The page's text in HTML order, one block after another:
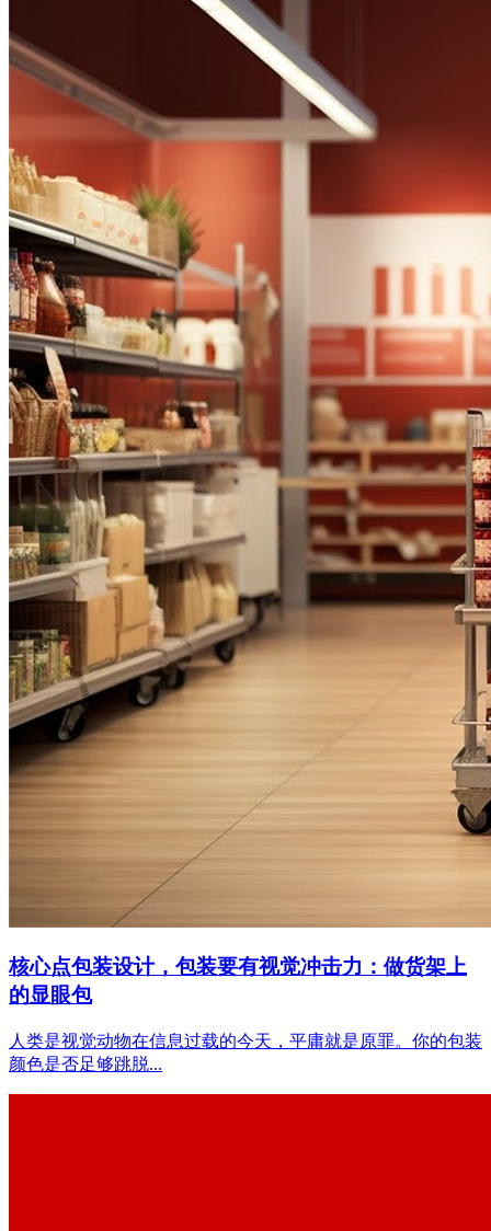
核心点包装设计，包装要有视觉冲击力：做货架上
的显眼包
人类是视觉动物在信息过载的今天，平庸就是原罪。你的包装
颜色是否足够跳脱...